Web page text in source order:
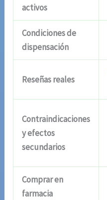
activos
Condiciones de
dispensación
Reseñas reales
Contraindicaciones
y efectos
secundarios
Comprar en
farmacia